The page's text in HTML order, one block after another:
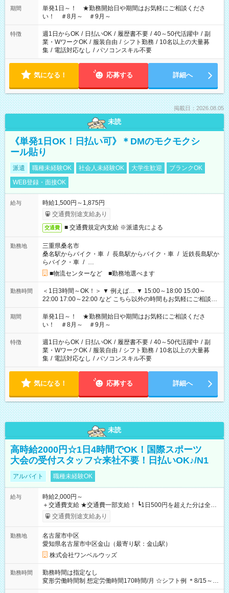
期間
単発1日～！ ★勤務開始日や期間はお気軽にご相談くださ
い！ ＃8月～ ＃9月～
特徴 週1日からOK / 日払いOK / 履歴書不要 / 40～50代活躍中 / 副
業・WワークOK / 服装自由 / シフト勤務 / 10名以上の大量募
集 / 電話対応なし / パソコンスキル不要
気になる！ 応募する 詳細へ
掲載日：2026.08.05
未読
《単発1日OK！日払い可》＊DMのモクモクシ
ール貼り
派遣 職種未経験OK 社会人未経験OK 大学生歓迎
ブランクOK
WEB登録・面接OK
給与
時給1,500円～1,875円
交通費別途支給あり
交通費 ■ 交通費規定内支給 ※派遣先による
勤務地
三重県桑名市
桑名駅からバイク・車 / 長島駅からバイク・車 / 近鉄長島駅か
らバイク・車 / …
■物流センターなど ■勤務地選べます
勤務時間
＜1日3時間～OK！＞ ▼ 例えば… ▼ 15:00～18:00 15:00～
22:00 17:00～22:00 など こちら以外の時間もお気軽にご相談く
ださい！
期間
単発1日～！ ★勤務開始日や期間はお気軽にご相談くださ
い！ ＃8月～ ＃9月～
特徴 週1日からOK / 日払いOK / 履歴書不要 / 40～50代活躍中 / 副
業・WワークOK / 服装自由 / シフト勤務 / 10名以上の大量募
集 / 電話対応なし / パソコンスキル不要
気になる！ 応募する 詳細へ
未読
高時給2000円☆1日4時間でOK！国際スポーツ
大会の受付スタッフ☆来社不要！日払いOK♪/N1
アルバイト 職種未経験OK
給与
時給2,000円～
＋交通費支給 ★交通費一部支給！ ┗1日500円を超えた分は全額
支給！ ※往復500円以内の方は自己負担となります ★日払い
OK！（規定あり） ┗働いたその日に現金GET♪ お仕事後はコン
期間なし
交通費別途支給あり
勤務地
名古屋市中区
愛知県名古屋市中区金山（最寄り駅：金山駅）
株式会社ワンベルウッズ
勤務時間
勤務時間は指定なし
変形労働時間制 想定労働時間170時間/月 ☆シフト例 ＊8/15～
10/26 全日共通 08：00～12：00 17：00～21：00 ＊8/31